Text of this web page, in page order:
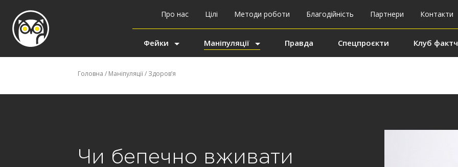
Про нас Цілі Методи роботи Благодійність Партнери Контакти
Фейки Маніпуляції Правда Спецпроєкти Клуб
Головна / Маніпуляції/ Здоров’я
Чи бепечно вживати